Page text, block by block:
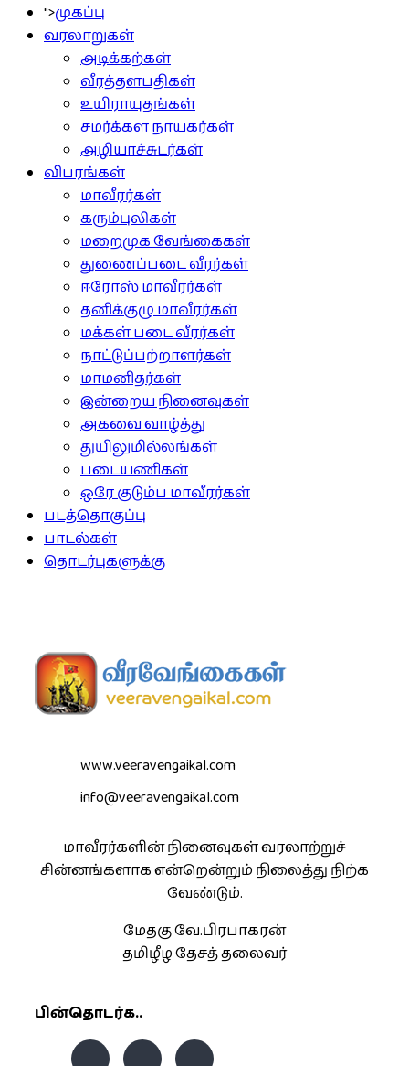
">முகப்பு
வரலாறுகள்
அடிக்கற்கள்
வீரத்தளபதிகள்
உயிராயுதங்கள்
சமர்க்கள நாயகர்கள்
அழியாச்சுடர்கள்
விபரங்கள்
மாவீரர்கள்
கரும்புலிகள்
மறைமுக வேங்கைகள்
துணைப்படை வீரர்கள்
ஈரோஸ் மாவீரர்கள்
தனிக்குழு மாவீரர்கள்
மக்கள் படை வீரர்கள்
நாட்டுப்பற்றாளர்கள்
மாமனிதர்கள்
இன்றைய நினைவுகள்
அகவை வாழ்த்து
துயிலுமில்லங்கள்
படையணிகள்
ஒரே குடும்ப மாவீரர்கள்
படத்தொகுப்பு
பாடல்கள்
தொடர்புகளுக்கு
www.veeravengaikal.com
info@veeravengaikal.com
மாவீரர்களின் நினைவுகள் வரலாற்றுச்
சின்னங்களாக என்றென்றும் நிலைத்து நிற்க
வேண்டும்.
மேதகு வே.பிரபாகரன்
தமிழீழ தேசத் தலைவர்
பின்தொடர்க..